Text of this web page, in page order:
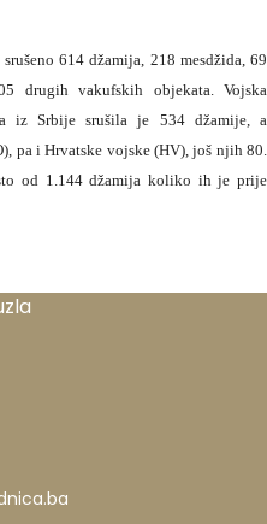
614 džamija, 218 mesdžida, 69
drugih vakufskih objekata. Vojska
iz Srbije srušila je 534 džamije, a
pa i Hrvatske vojske (HV), još njih 80.
od 1.144 džamija koliko ih je prije